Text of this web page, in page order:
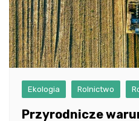
Ekologia Rolnictwo
Przyrodnicze